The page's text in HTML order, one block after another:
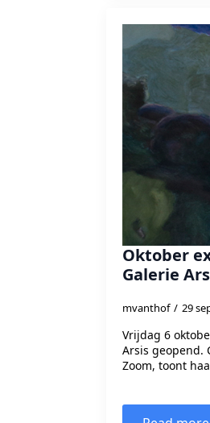
Oktober
Galerie
mvanthof 29
Vrijdag 6
Arsis geopend.
Zoom, toont